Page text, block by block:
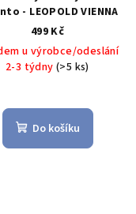
- LEOPOLD VIENNA
499 Kč
u výrobce/odeslání
2-3 týdny(>5 ks)
Do košíku